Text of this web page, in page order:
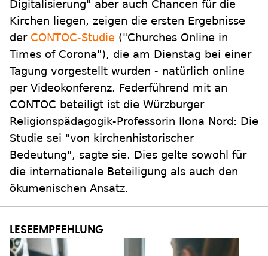
Digitalisierung" aber auch Chancen für die
Kirchen liegen, zeigen die ersten Ergebnisse
der CONTOC-Studie ("Churches Online in
Times of Corona"), die am Dienstag bei einer
Tagung vorgestellt wurden - natürlich online
per Videokonferenz. Federführend mit an
CONTOC beteiligt ist die Würzburger
Religionspädagogik-Professorin Ilona Nord: Die
Studie sei "von kirchenhistorischer
Bedeutung", sagte sie. Dies gelte sowohl für
die internationale Beteiligung als auch den
ökumenischen Ansatz.